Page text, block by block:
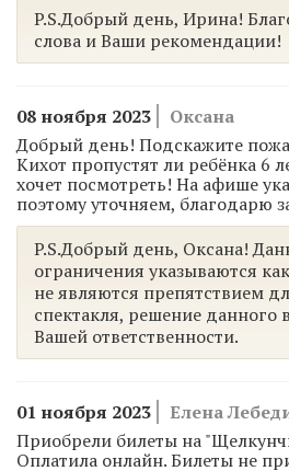
P.S.Добрый день, Ирина!
слова и Ваши рекомендации!
08 ноября 2023
Оксана
Добрый день! Подскажите
Кихот пропустят ли ребёнка 6
хочет посмотреть! На афише
поэтому уточняем, благодарю
P.S.Добрый день, Оксана!
ограничения указываются
не являются препятствием
спектакля, решение данного
Вашей ответственности.
01 ноября 2023
Елена
Приобрели билеты на
Оплатила онлайн. Билеты не